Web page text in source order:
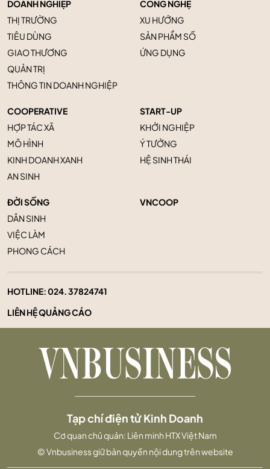
DOANH NGHIỆP
THỊ TRƯỜNG
TIÊU DÙNG
GIAO THƯƠNG
QUẢN TRỊ
THÔNG TIN DOANH NGHIỆP
CÔNG NGHỆ
XU HƯỚNG
SẢN PHẨM SỐ
ỨNG DỤNG
COOPERATIVE
HỢP TÁC XÃ
MÔ HÌNH
KINH DOANH XANH
AN SINH
START-UP
KHỞI NGHIỆP
Ý TƯỞNG
HỆ SINH THÁI
ĐỜI SỐNG
DÂN SINH
VIỆC LÀM
PHONG CÁCH
VNCOOP
HOTLINE:024. 37824741
LIÊN HỆ QUẢNG CÁO
Tạp chí điện tử Kinh Doanh
Cơ quan chủ quản: Liên minh HTX Việt Nam
© Vnbusiness giữ bản quyền nội dung trên website